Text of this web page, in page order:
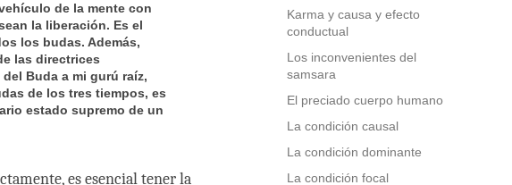
Karma y causa y efecto
conductual
Los inconvenientes del
samsara
El preciado cuerpo humano
La condición causal
La condición dominante
La condición focal
de la mente con
la liberación. Es el
los budas. Además,
las directrices
Buda a mi gurú raíz,
de los tres tiempos, es
estado supremo de un
es esencial tener la